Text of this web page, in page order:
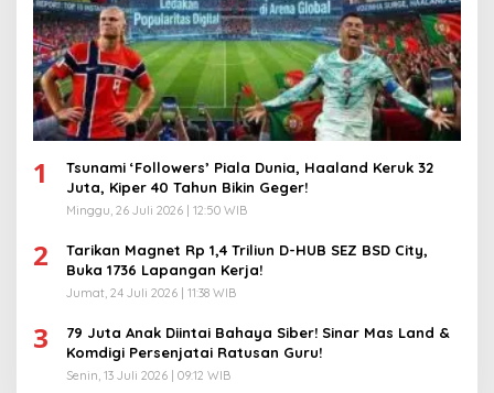
1
Tsunami ‘Followers’ Piala Dunia, Haaland Keruk 32
Juta, Kiper 40 Tahun Bikin Geger!
Minggu, 26 Juli 2026 | 12:50 WIB
2
Tarikan Magnet Rp 1,4 Triliun D-HUB SEZ BSD City,
Buka 1736 Lapangan Kerja!
Jumat, 24 Juli 2026 | 11:38 WIB
3
79 Juta Anak Diintai Bahaya Siber! Sinar Mas Land &
Komdigi Persenjatai Ratusan Guru!
Senin, 13 Juli 2026 | 09:12 WIB